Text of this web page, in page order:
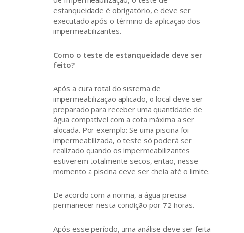
estanqueidade é obrigatório, e deve ser
executado após o término da aplicação dos
impermeabilizantes.
Como o teste de estanqueidade deve ser
feito?
Após a cura total do sistema de
impermeabilização aplicado, o local deve ser
preparado para receber uma quantidade de
água compatível com a cota máxima a ser
alocada. Por exemplo: Se uma piscina foi
impermeabilizada, o teste só poderá ser
realizado quando os impermeabilizantes
estiverem totalmente secos, então, nesse
momento a piscina deve ser cheia até o limite.
De acordo com a norma, a água precisa
permanecer nesta condição por 72 horas.
Após esse período, uma análise deve ser feita